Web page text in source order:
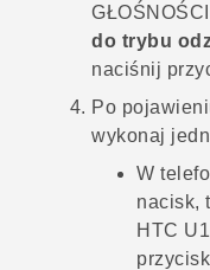
GŁOŚNOŚCI
do trybu
naciśnij
Po
wykonaj
W
nacisk,
HTC
przycisk